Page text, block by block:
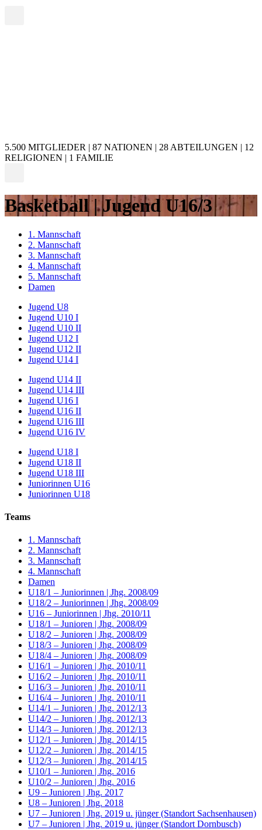
5.500 MITGLIEDER | 87 NATIONEN | 28 ABTEILUNGEN | 12
RELIGIONEN | 1 FAMILIE
Basketball | Jugend U16/3
1. Mannschaft
2. Mannschaft
3. Mannschaft
4. Mannschaft
5. Mannschaft
Damen
Jugend U8
Jugend U10 I
Jugend U10 II
Jugend U12 I
Jugend U12 II
Jugend U14 I
Jugend U14 II
Jugend U14 III
Jugend U16 I
Jugend U16 II
Jugend U16 III
Jugend U16 IV
Jugend U18 I
Jugend U18 II
Jugend U18 III
Juniorinnen U16
Juniorinnen U18
Teams
1. Mannschaft
2. Mannschaft
3. Mannschaft
4. Mannschaft
Damen
U18/1 – Juniorinnen | Jhg. 2008/09
U18/2 – Juniorinnen | Jhg. 2008/09
U16 – Juniorinnen | Jhg. 2010/11
U18/1 – Junioren | Jhg. 2008/09
U18/2 – Junioren | Jhg. 2008/09
U18/3 – Junioren | Jhg. 2008/09
U18/4 – Junioren | Jhg. 2008/09
U16/1 – Junioren | Jhg. 2010/11
U16/2 – Junioren | Jhg. 2010/11
U16/3 – Junioren | Jhg. 2010/11
U16/4 – Junioren | Jhg. 2010/11
U14/1 – Junioren | Jhg. 2012/13
U14/2 – Junioren | Jhg. 2012/13
U14/3 – Junioren | Jhg. 2012/13
U12/1 – Junioren | Jhg. 2014/15
U12/2 – Junioren | Jhg. 2014/15
U12/3 – Junioren | Jhg. 2014/15
U10/1 – Junioren | Jhg. 2016
U10/2 – Junioren | Jhg. 2016
U9 – Junioren | Jhg. 2017
U8 – Junioren | Jhg. 2018
U7 – Junioren | Jhg. 2019 u. jünger (Standort Sachsenhausen)
U7 – Junioren | Jhg. 2019 u. jünger (Standort Dornbusch)